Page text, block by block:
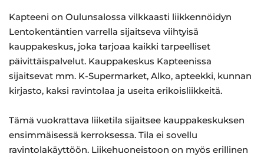
Kapteeni on Oulunsalossa vilkkaasti liikkennöidyn
Lentokentäntien varrella sijaitseva viihtyisä
kauppakeskus, joka tarjoaa kaikki tarpeelliset
päivittäispalvelut. Kauppakeskus Kapteenissa
sijaitsevat mm. K-Supermarket, Alko, apteekki, kunnan
kirjasto, kaksi ravintolaa ja useita erikoisliikkeitä.
Tämä vuokrattava liiketila sijaitsee kauppakeskuksen
ensimmäisessä kerroksessa. Tila ei sovellu
ravintolakäyttöön. Liikehuoneistoon on myös erillinen